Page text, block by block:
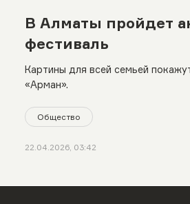
В Алматы пройдет
фестиваль
Картины для всей семьей
«Арман».
Общество
22.04.2026, 03:42